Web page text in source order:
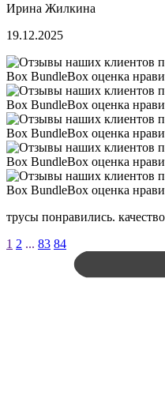
⁨Ирина Жилкина⁩
19.12.2025
трусы понравились.
1 2 ... 83 84